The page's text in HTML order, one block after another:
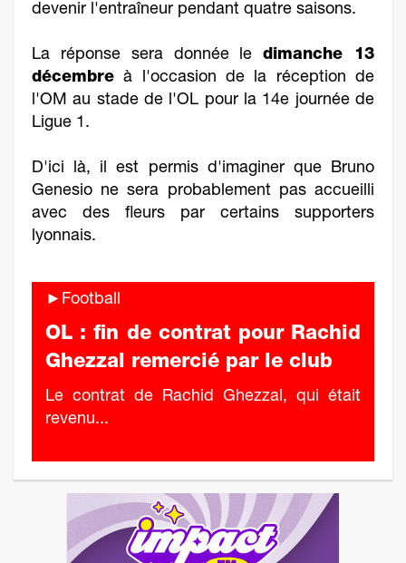
devenir l'entraîneur pendant quatre saisons.
La réponse sera donnée ledimanche 13
décembre à l'occasion de la réception de
l'OM au stade de l'OL pour la 14e journée de
Ligue 1.
D'ici là, il est permis d'imaginer que Bruno
Genesio ne sera probablement pas accueilli
avec des fleurs par certains supporters
lyonnais.
►Football
OL : fin de contrat pour Rachid
Ghezzal remercié par le club
Le contrat de Rachid Ghezzal, qui était
revenu...